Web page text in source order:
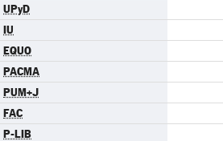
UPyD
IU
EQUO
PACMA
PUM+J
FAC
P-LIB